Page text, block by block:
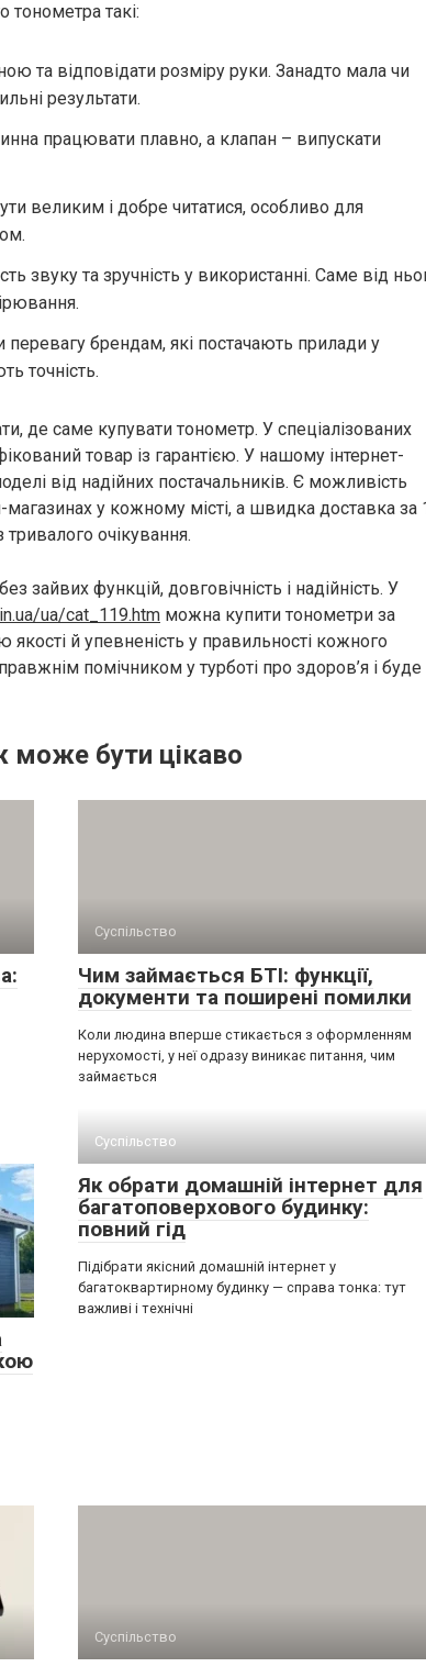
тонометра такі:
та відповідати розміру руки. Занадто мала чи
результати.
працювати плавно, а клапан – випускати
великим і добре читатися, особливо для
звуку та зручність у використанні. Саме від
перевагу брендам, які постачають прилади у
точність.
де саме купувати тонометр. У спеціалізованих
товар із гарантією. У нашому інтернет-
від надійних постачальників. Є можливість
у кожному місті, а швидка доставка за
очікування.
зайвих функцій, довговічність і надійність. У
ua/cat_119.htm можна купити тонометри за
й упевненість у правильності кожного
помічником у турботі про здоров’я і буде
може бути цікаво
Суспільство
Чим займається БТІ: функції,
документи та поширені помилки
Коли людина вперше стикається з оформленням
нерухомості, у неї одразу виникає питання, чим
займається
Суспільство
Як обрати домашній інтернет для
багатоповерхового будинку:
повний гід
Підібрати якісний домашній інтернет у
багатоквартирному будинку — справа тонка: тут
важливі і технічні
Суспільство